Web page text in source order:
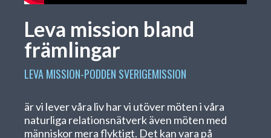
Leva mission bland
främlingar
LEVA MISSION-PODDEN SVERIGEMISSION
är vi lever våra liv har vi utöver möten i våra
naturliga relationsnätverk även möten med
människor mera flyktigt. Det kan vara på